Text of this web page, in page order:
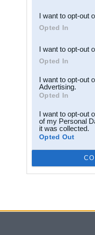
Downstream
third parties.
I want to opt-out
Opted In
I want to opt-out
Opted In
I want to opt-out
Advertising.
Opted In
I want to opt-out
of my Personal
it was collected.
Opted Out